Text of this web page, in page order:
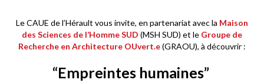
Le CAUE de l’Hérault vous invite, en partenariat avec la Maison
des Sciences de l’Homme SUD (MSH SUD) et le Groupe de
Recherche en Architecture OUvert.e(GRAOU), à découvrir :
“Empreintes humaines”